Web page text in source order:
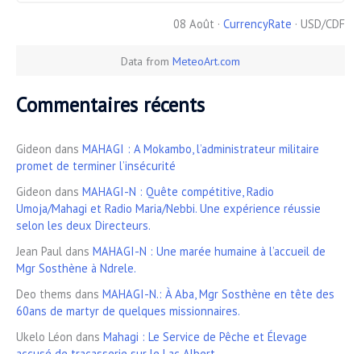
08 Août · CurrencyRate · USD/CDF
Data from MeteoArt.com
Commentaires récents
Gideon dans MAHAGI : A Mokambo, l’administrateur militaire
promet de terminer l’insécurité
Gideon dans MAHAGI-N : Quête compétitive, Radio
Umoja/Mahagi et Radio Maria/Nebbi. Une expérience réussie
selon les deux Directeurs.
Jean Paul dans MAHAGI-N : Une marée humaine à l’accueil de
Mgr Sosthène à Ndrele.
Deo thems dans MAHAGI-N.: À Aba, Mgr Sosthène en tête des
60ans de martyr de quelques missionnaires.
Ukelo Léon dans Mahagi : Le Service de Pêche et Élevage